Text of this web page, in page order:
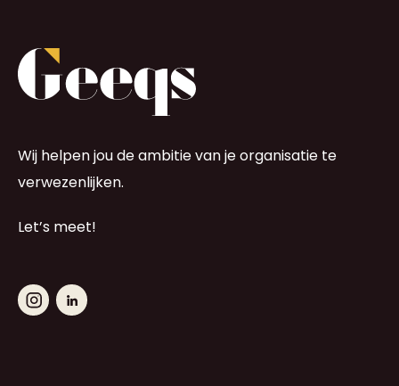
Wij helpen jou de ambitie van je organisatie te
verwezenlijken.
Let’s meet!